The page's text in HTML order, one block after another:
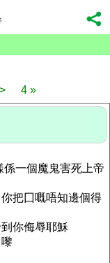
> 4 »
一個魔鬼害死上帝
把囗嘅唔知邊個得
你侮辱耶穌